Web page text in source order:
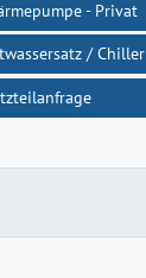
- Privat
/ Chiller